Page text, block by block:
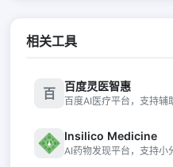
相关工具
百 百度灵医智惠
百度AI医疗平台，支持辅
Insilico Medicine
AI药物发现平台，支持小